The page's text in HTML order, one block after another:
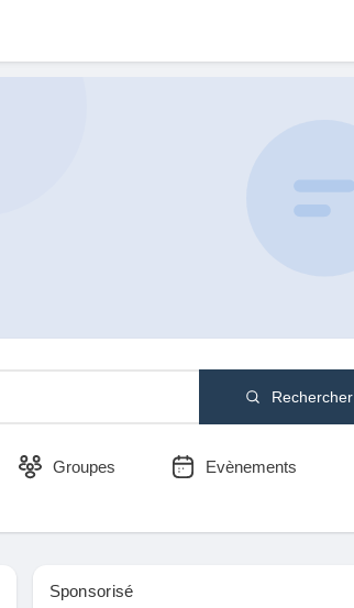
Rechercher
Groupes Evènements
Sponsorisé